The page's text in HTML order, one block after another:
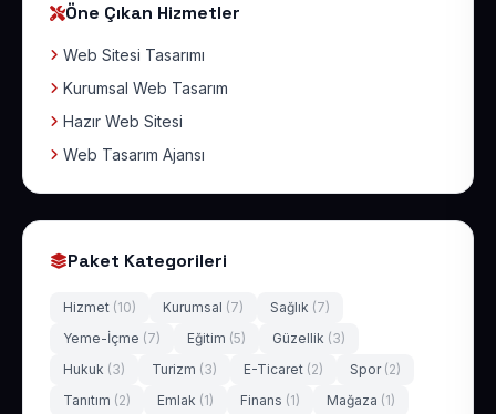
Öne Çıkan Hizmetler
Web Sitesi Tasarımı
Kurumsal Web Tasarım
Hazır Web Sitesi
Web Tasarım Ajansı
Paket Kategorileri
Hizmet (10) Kurumsal (7) Sağlık (7)
Yeme-İçme (7) Eğitim (5) Güzellik (3)
Hukuk (3) Turizm (3) E-Ticaret (2) Spor (2)
Tanıtım (2) Emlak (1) Finans (1) Mağaza (1)